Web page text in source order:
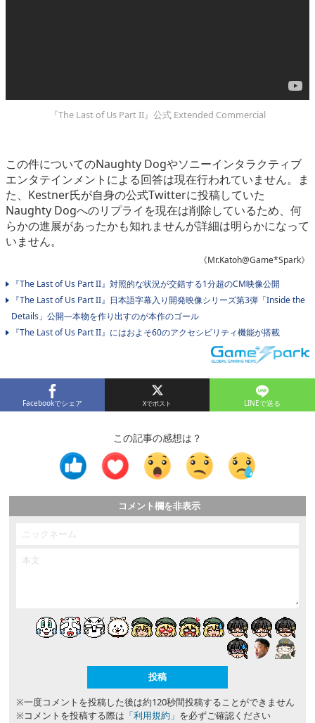
『The Last of Us Part II』公式 Extended Commercial
この件についてのNaughty Dogやソニーインタラクティブ
エンタテインメントによる回答は現在行われていません。ま
た、Kestner氏が自身の公式Twitterに投稿していた
Naughty Dogへのリプライを現在は削除しているため、何
らかの進展があったかも知れませんが詳細は明らかになって
いません。
《Mr.Katoh@Game*Spark》
『The Last of Us Part II』対照的な状況が交錯する1分超のCM映像公開
『The Last of Us Part II』日本語字幕入り開発映像シリーズ第3弾「Inside the
Details」公開―本物を作り出すのが本作のゴール
『The Last of Us Part II』にはおよそ60のアクセシビリティ機能が搭載
Facebookでシェア LINEで送る
この記事の感想は？
コメント欄を非表示
※一度コメントを投稿した後は約120秒間投稿することができません
※コメントを投稿する際は 「利用規約」 を必ずご確認ください